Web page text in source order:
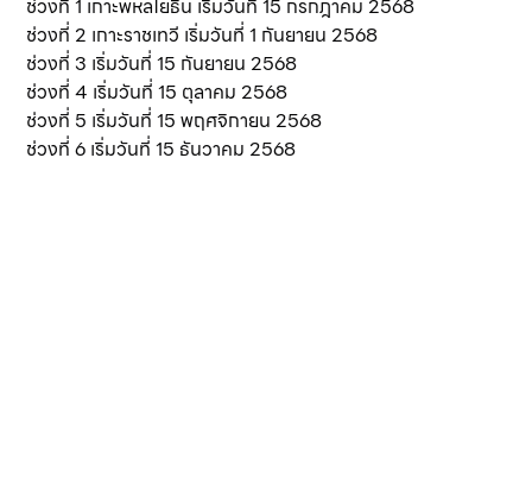
ช่วงที่ 1 เกาะพหลโยธิน เริ่มวันที่ 15 กรกฎาคม 2568
ช่วงที่ 2 เกาะราชเทวี เริ่มวันที่ 1 กันยายน 2568
ช่วงที่ 3 เริ่มวันที่ 15 กันยายน 2568
ช่วงที่ 4 เริ่มวันที่ 15 ตุลาคม 2568
ช่วงที่ 5 เริ่มวันที่ 15 พฤศจิกายน 2568
ช่วงที่ 6 เริ่มวันที่ 15 ธันวาคม 2568